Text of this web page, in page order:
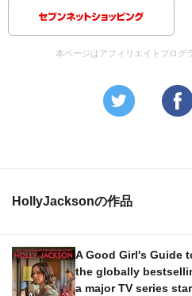
本ページはアフィリエイトプログ
HollyJacksonの作品
A Good Girl's Guide
the globally
a major TV series